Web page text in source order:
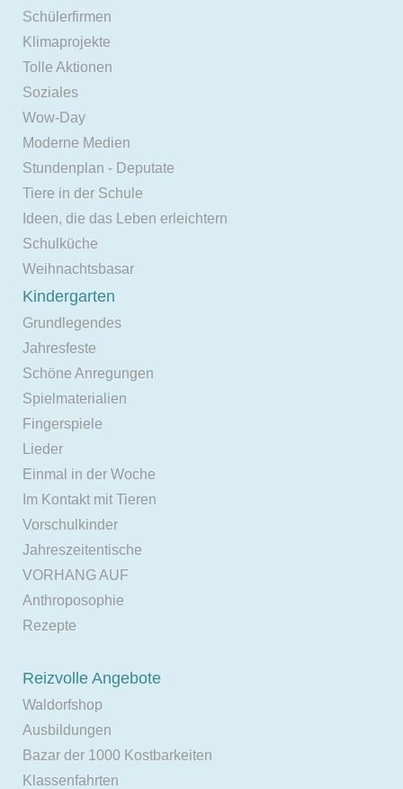
Schülerfirmen
Klimaprojekte
Tolle Aktionen
Soziales
Wow-Day
Moderne Medien
Stundenplan - Deputate
Tiere in der Schule
Ideen, die das Leben erleichtern
Schulküche
Weihnachtsbasar
Kindergarten
Grundlegendes
Jahresfeste
Schöne Anregungen
Spielmaterialien
Fingerspiele
Lieder
Einmal in der Woche
Im Kontakt mit Tieren
Vorschulkinder
Jahreszeitentische
VORHANG AUF
Anthroposophie
Rezepte
Reizvolle Angebote
Waldorfshop
Ausbildungen
Bazar der 1000 Kostbarkeiten
Klassenfahrten